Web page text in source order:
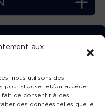
aux
nous utilisons des
pour stocker et/ou accéder
fait de consentir à ces
des données telles que le
TVBA !